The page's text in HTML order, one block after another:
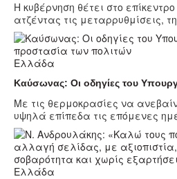
Η κυβέρνηση θέτει στο επίκεντρο
ατζέντας τις μεταρρυθμίσεις,
Ελλάδα
Καύσωνας: Οι οδηγίες του
Με τις θερμοκρασίες να
υψηλά επίπεδα τις επόμενες
Ελλάδα